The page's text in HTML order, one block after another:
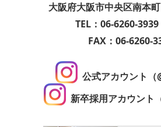
大阪府大阪市中央区南本
TEL：06-6260-3939
FAX：06-6260-
公式アカウント（
新卒採用アカウント